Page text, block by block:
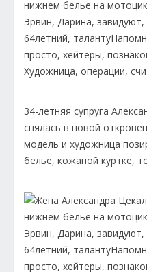
34-летняя супруга
снялась в новой
модель и художница
белье, кожаной куртке,